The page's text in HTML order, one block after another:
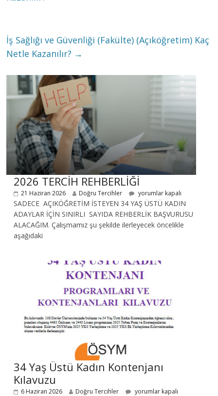
İş Sağlığı ve Güvenliği (Fakülte) (Açıköğretim) Kaç
Netle Kazanılır? →
2026 TERCİH REHBERLİĞİ
21 Haziran 2026 Doğru Tercihler yorumlar kapalı
SADECE AÇIKÖĞRETİM İSTEYEN 34 YAŞ ÜSTÜ KADIN
ADAYLAR İÇİN SINIRLI SAYIDA REHBERLİK BAŞVURUSU
ALACAĞIM. Çalışmamız şu şekilde ilerleyecek öncelikle
aşağıdaki
34 Yaş Üstü Kadın Kontenjanı
Kılavuzu
6 Haziran 2026 Doğru Tercihler yorumlar kapalı